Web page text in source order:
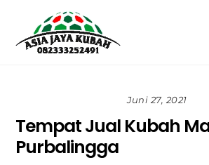
content
Juni 27, 2021
Tempat Jual Kubah
Purbalingga